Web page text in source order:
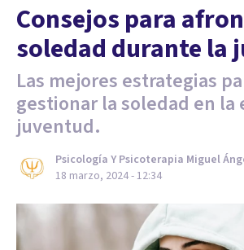
Consejos para
soledad durante la
Las mejores estrategias
gestionar la soledad en la
juventud.
Psicología Y Psicoterapia Miguel
18 marzo, 2024 - 12:34